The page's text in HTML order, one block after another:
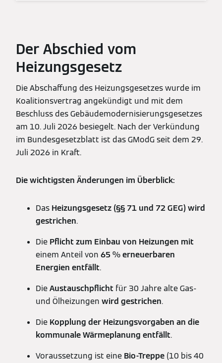
Der Abschied vom
Heizungsgesetz
Die Abschaffung des Heizungsgesetzes wurde im
Koalitionsvertrag angekündigt und mit dem
Beschluss des Gebäudemodernisierungsgesetzes
am 10. Juli 2026 besiegelt. Nach der Verkündung
im Bundesgesetzblatt ist das GModG seit dem 29.
Juli 2026 in Kraft.
Die wichtigsten Änderungen im Überblick:
Das Heizungsgesetz (§§ 71 und 72 GEG) wird
gestrichen.
Die Pflicht zum Einbau von Heizungen mit
einem Anteil von 65 % erneuerbaren
Energien entfällt.
DieAustauschpflicht für 30 Jahre alte Gas-
und Ölheizungen wird gestrichen.
Die Kopplung der Heizungsvorgaben an die
kommunale Wärmeplanung entfällt.
Voraussetzung ist eine Bio-Treppe (10 bis 40